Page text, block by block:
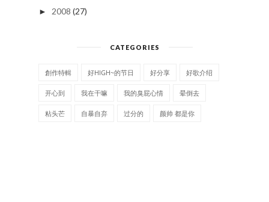
► 2008 (27)
CATEGORIES
創作特輯 好HIGH~的节日 好分享 好歌介绍
开心到 我在干嘛 我的臭屁心情 晕倒去
粘头芒 自暴自弃 过分的 颜帅 都是你